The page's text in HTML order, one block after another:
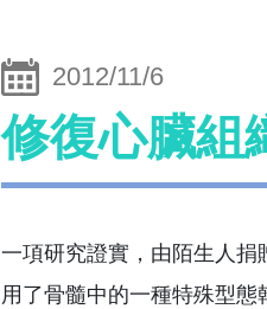
2012/11/6
修復心臟組
一項研究證實，由陌生人
用了骨髓中的一種特殊型